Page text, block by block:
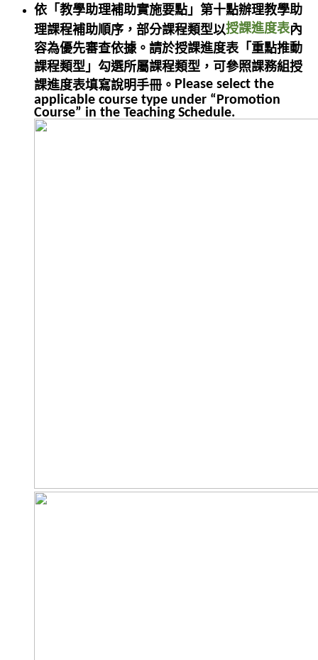
依「教學助理補助實施要點」第十點辦理教學助
理課程補助順序，部分課程類型以授課進度表內
容為優先審查依據。請於授課進度表「重點推動
課程類型」勾選所屬課程類型，可參照課務組授
課進度表填寫說明手冊。 Please select the
applicable course type under “Promotion
Course” in the Teaching Schedule.